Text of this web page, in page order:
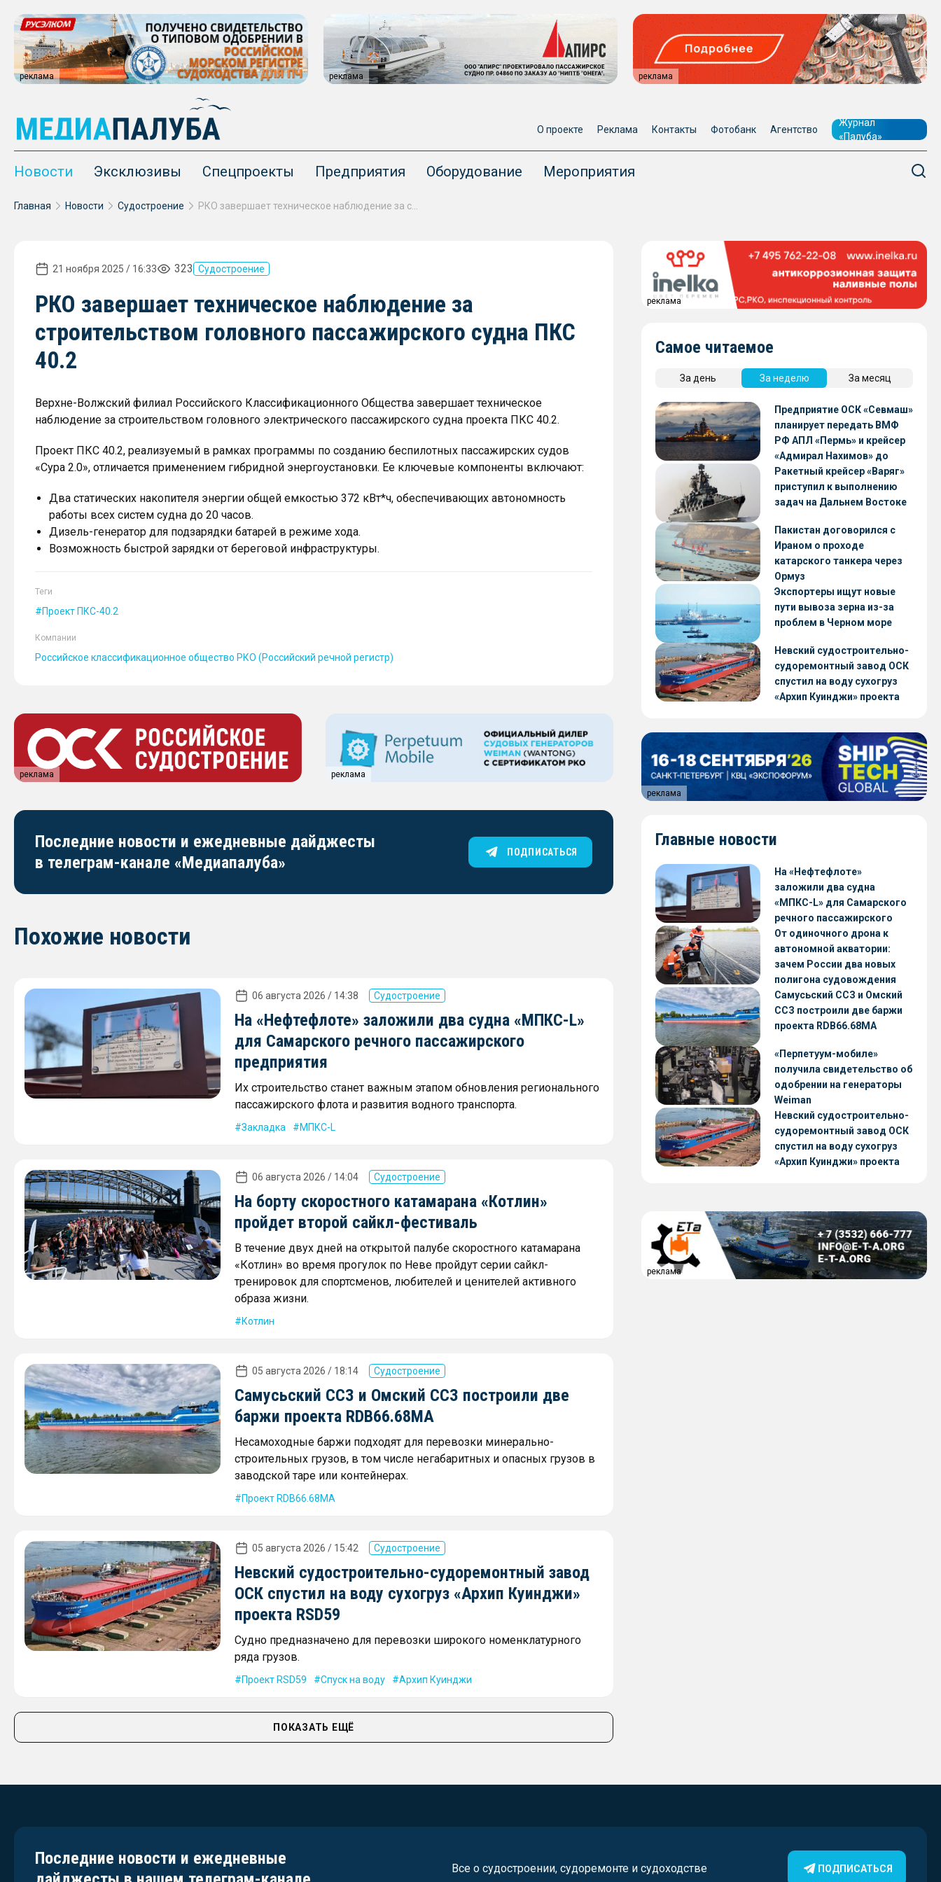
реклама реклама реклама
О проекте Реклама Контакты Фотобанк Агентство
Журнал
«Палуба»
Новости Эксклюзивы Спецпроекты Предприятия Оборудование Мероприятия
Главная Новости Судостроение
21 ноября 2025 / 16:33 323 Судостроение
РКО завершает техническое наблюдение за
строительством головного пассажирского судна ПКС
40.2
Верхне-Волжский филиал Российского Классификационного Общества завершает техническое
наблюдение за строительством головного электрического пассажирского судна проекта ПКС 40.2.
Проект ПКС 40.2, реализуемый в рамках программы по созданию беспилотных пассажирских судов
«Сура 2.0», отличается применением гибридной энергоустановки. Ее ключевые компоненты включают:
Два статических накопителя энергии общей емкостью 372 кВт*ч, обеспечивающих автономность
работы всех систем судна до 20 часов.
Дизель-генератор для подзарядки батарей в режиме хода.
Возможность быстрой зарядки от береговой инфраструктуры.
Теги
Проект ПКС-40.2
Компании
Российское классификационное общество РКО (Российский речной регистр)
реклама реклама
Последние новости и ежедневные дайджесты
в телеграм-канале «Медиапалуба»
ПОДПИСАТЬСЯ
Похожие новости
06 августа 2026 / 14:38 Судостроение
На «Нефтефлоте» заложили два судна «МПКС-L»
для Самарского речного пассажирского
предприятия
Их строительство станет важным этапом обновления регионального
пассажирского флота и развития водного транспорта.
Закладка МПКС-L
06 августа 2026 / 14:04 Судостроение
На борту скоростного катамарана «Котлин»
пройдет второй сайкл-фестиваль
В течение двух дней на открытой палубе скоростного катамарана
«Котлин» во время прогулок по Неве пройдут серии сайкл-
тренировок для спортсменов, любителей и ценителей активного
образа жизни.
Котлин
05 августа 2026 / 18:14 Судостроение
Самусьский ССЗ и Омский ССЗ построили две
баржи проекта RDB66.68МА
Несамоходные баржи подходят для перевозки минерально-
строительных грузов, в том числе негабаритных и опасных грузов в
заводской таре или контейнерах.
Проект RDB66.68МА
05 августа 2026 / 15:42 Судостроение
Невский судостроительно-судоремонтный завод
ОСК спустил на воду сухогруз «Архип Куинджи»
проекта RSD59
Судно предназначено для перевозки широкого номенклатурного
ряда грузов.
Проект RSD59 Спуск на воду Архип Куинджи
ПОКАЗАТЬ ЕЩЁ
реклама
Самое читаемое
За день За неделю За месяц
Предприятие ОСК «Севмаш»
планирует передать ВМФ
РФ АПЛ «Пермь» и крейсер
«Адмирал Нахимов» до
конца 2026 года
Ракетный крейсер «Варяг»
приступил к выполнению
задач на Дальнем Востоке
Пакистан договорился с
Ираном о проходе
катарского танкера через
Ормуз
Экспортеры ищут новые
пути вывоза зерна из-за
проблем в Черном море
Невский судостроительно-
судоремонтный завод ОСК
спустил на воду сухогруз
«Архип Куинджи» проекта
реклама
Главные новости
На «Нефтефлоте»
заложили два судна
«МПКС-L» для Самарского
речного пассажирского
предприятия
От одиночного дрона к
автономной акватории:
зачем России два новых
полигона судовождения
Самусьский ССЗ и Омский
ССЗ построили две баржи
проекта RDB66.68МА
«Перпетуум-мобиле»
получила свидетельство об
одобрении на генераторы
Weiman
Невский судостроительно-
судоремонтный завод ОСК
спустил на воду сухогруз
«Архип Куинджи» проекта
реклама
Последние новости и ежедневные
Все о судостроении, судоремонте и судоходстве ПОДПИСАТЬСЯ